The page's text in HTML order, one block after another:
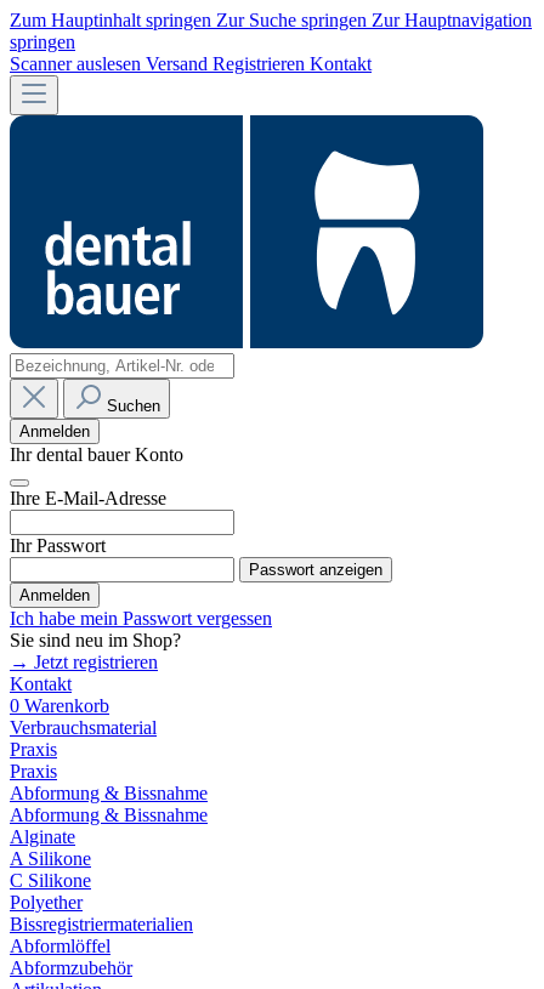
Zum Hauptinhalt springen Zur Suche springen Zur Hauptnavigation
springen
Scanner auslesen Versand Registrieren Kontakt
Suchen
Anmelden
Ihr dental bauer Konto
Ihre E-Mail-Adresse
Ihr Passwort
Passwort anzeigen
Anmelden
Ich habe mein Passwort vergessen
Sie sind neu im Shop?
→ Jetzt registrieren
Kontakt
0 Warenkorb
Verbrauchsmaterial
Praxis
Praxis
Abformung & Bissnahme
Abformung & Bissnahme
Alginate
A Silikone
C Silikone
Polyether
Bissregistriermaterialien
Abformlöffel
Abformzubehör